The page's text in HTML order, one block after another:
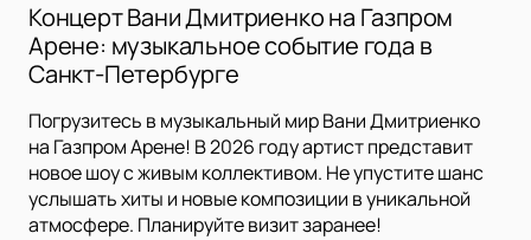
Концерт Вани Дмитриенко на Газпром
Арене: музыкальное событие года в
Санкт-Петербурге
Погрузитесь в музыкальный мир Вани Дмитриенко
на Газпром Арене! В 2026 году артист представит
новое шоу с живым коллективом. Не упустите шанс
услышать хиты и новые композиции в уникальной
атмосфере. Планируйте визит заранее!